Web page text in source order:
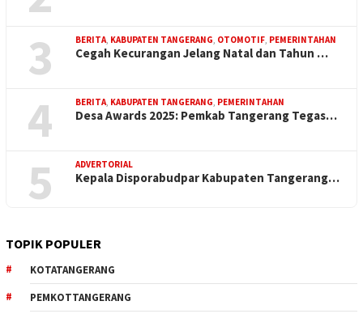
3 BERITA, KABUPATEN TANGERANG, OTOMOTIF, PEMERINTAHAN
Cegah Kecurangan Jelang Natal dan Tahun …
4 BERITA, KABUPATEN TANGERANG, PEMERINTAHAN
Desa Awards 2025: Pemkab Tangerang Tegas…
5 ADVERTORIAL
Kepala Disporabudpar Kabupaten Tangerang…
TOPIK POPULER
KOTATANGERANG
PEMKOTTANGERANG